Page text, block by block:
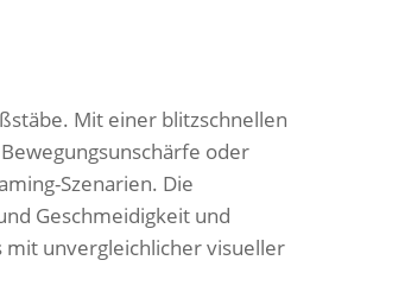
Mit einer blitzschnellen
oder
Szenarien. Die
Geschmeidigkeit und
mit unvergleichlicher visueller